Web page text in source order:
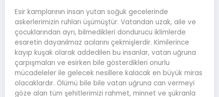
Esir kamplarının insan yutan soğuk gecelerinde
askerlerimizin ruhları üşümüştür. Vatandan uzak, aile ve
çocuklarından ayrı, bilmedikleri dondurucu iklimlerde
esaretin dayanılmaz acılarını çekmişlerdir. Kimilerince
kayıp kuşak olarak addedilen bu insanlar, vatan uğruna
çarpışmaları ve esirken bile gösterdikleri onurlu
mücadeleler ile gelecek nesillere kalacak en büyük miras
olacaklardır. Ölümü bile bile vatan uğruna can vermeyi
göze alan tüm şehitlerimizi rahmet, minnet ve şükranla